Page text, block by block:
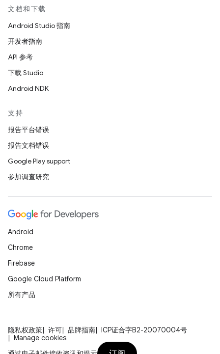
文档和下载
Android Studio 指南
开发者指南
API 参考
下载 Studio
Android NDK
支持
报告平台错误
报告文档错误
Google Play support
参加调查研究
Android
Chrome
Firebase
Google Cloud Platform
所有产品
隐私权政策 许可 品牌指南
ICP证合字B2-20070004号
Manage cookies